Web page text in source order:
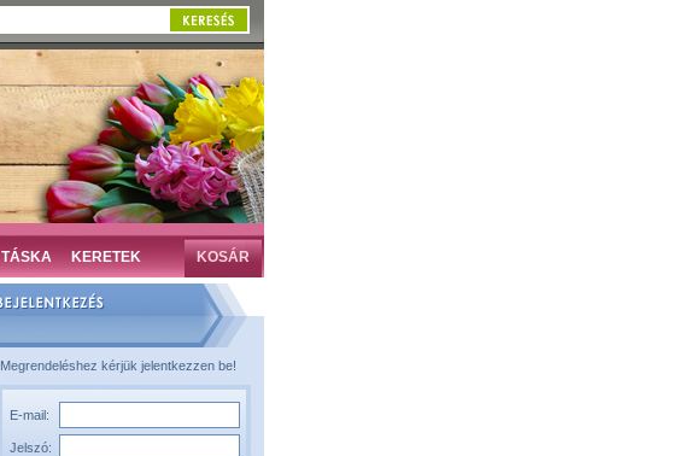
TÁSKA KERETEK KOSÁR
Megrendeléshez kérjük jelentkezzen be!
E-mail:
Jelszó: